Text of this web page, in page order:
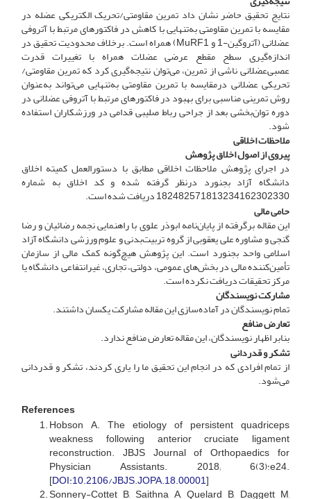
نتایج تحقیق حاضر نشان داد تمرین مقاومتی/تحریک الکتریکی عضله در
مقایسه با تمرین مقاومتی به‌تنهایی با کاهش در فاکتورهای مرتبط با آتروفی
عضلانی (آتروگین-1 و MuRF1) همراه است. برخلاف محدودیت تحقیق در
اندازه‌گیری سطح مقطع عرضی عضلات همراه با تغییرات قدرت
عصبی‌عضلانی ناشی از تمرین، می‌توان نتیجه‌گیری کرد که تمرین مقاومتی/
تحریکی عضلانی در‌مقایسه با تمرین مقاومتی به‌تنهایی می‌تواند به‌عنوان
روش تمرینی مناسبی برای بهبود در فاکتورهای مرتبط با آتروفی عضلانی در
دوره توان‌بخشی بعد از جراحی رباط صلیبی قدامی در ورزشکاران استفاده
شود.
ملاحظات اخلاقی
پیروی از اصول اخلاق پژوهش
در اجرای پژوهش ملاحظات اخلاقی مطابق با دستورالعمل کمیته اخلاق
دانشگاه آزاد بجنورد در‌نظر گرفته شده و کد اخلاق به شماره
182482571813234162302330 دریافت شده ‌است.
حامی مالی
این مقاله برگرفته از پایان‌نامه ابوذر علوی با راهنمایی نجمه رضائیان و رضا
گنجی و مشاوره علی یعقوبی از گروه تربیت‌بدنی و علوم ورزشی دانشگاه آزاد
اسلامی واحد بجنورد است. این پژوهش هیچ‌گونه کمک مالی از سازمان
تأمین‌کننده مالی در بخش‌های عمومی، دولتی، تجاری، غیرانتفاعی دانشگاه یا
مرکز تحقیقات دریافت نکرده ‌است.
مشارکت نویسندگان
تمام نویسندگان در آماده‌سازی این مقاله مشارکت یکسان داشتند.
تعارض منافع
بنابر اظهار نویسندگان، این مقاله تعارض منافع ندارد.
تشکر و قدردانی
از تمام افرادی که در انجام این تحقیق ما را یاری کردند، تشکر و قدردانی
می‌شود.
References
Hobson A. The etiology of persistent quadriceps
weakness following anterior cruciate ligament
reconstruction. JBJS Journal of Orthopaedics for
Physician Assistants. 2018; 6(3):e24.
[DOI:10.2106/JBJS.JOPA.18.00001]
Sonnery-Cottet B, Saithna A, Quelard B, Daggett M,